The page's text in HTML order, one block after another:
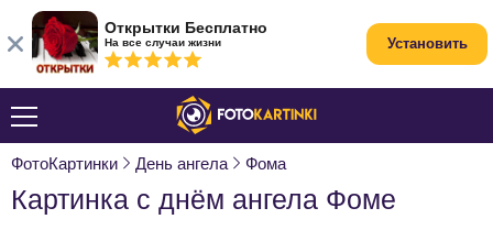
ФотоКартинки День ангела Фома
Картинка с днём ангела Фоме
Открытки Бесплатно
На все случаи жизни Установить